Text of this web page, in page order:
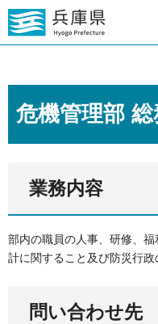
危機管理部
業務内容
部内の職員の人事、研修、
計に関すること及び防災行政
問い合わせ先